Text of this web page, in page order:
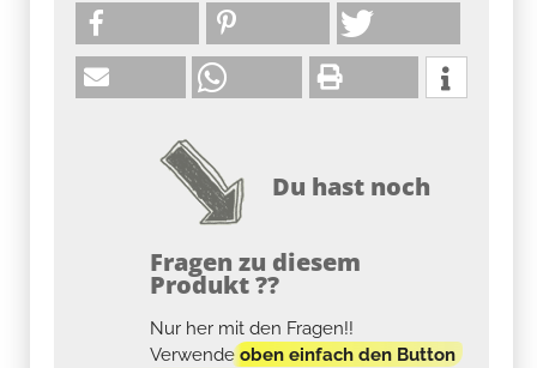
Du hast noch
Fragen zu diesem
Produkt ??
Nur her mit den Fragen!!
Verwendeoben einfach den Button